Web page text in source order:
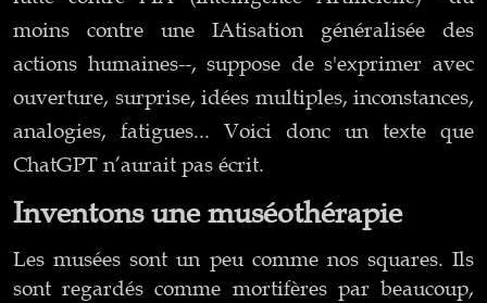
moins contre une IAtisation généralisée des
actions humaines--, suppose de s'exprimer avec
ouverture, surprise, idées multiples, inconstances,
analogies, fatigues... Voici donc un texte que
ChatGPT n’aurait pas écrit.
Inventons une muséothérapie
Les musées sont un peu comme nos squares. Ils
sont regardés comme mortifères par beaucoup,